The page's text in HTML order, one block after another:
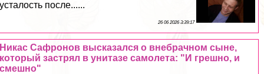
усталость после......
26 06 2026 3:39:17
Никас Сафронов высказался о внебрачном сыне,
который застрял в унитазе самолета: "И грешно, и
смешно"